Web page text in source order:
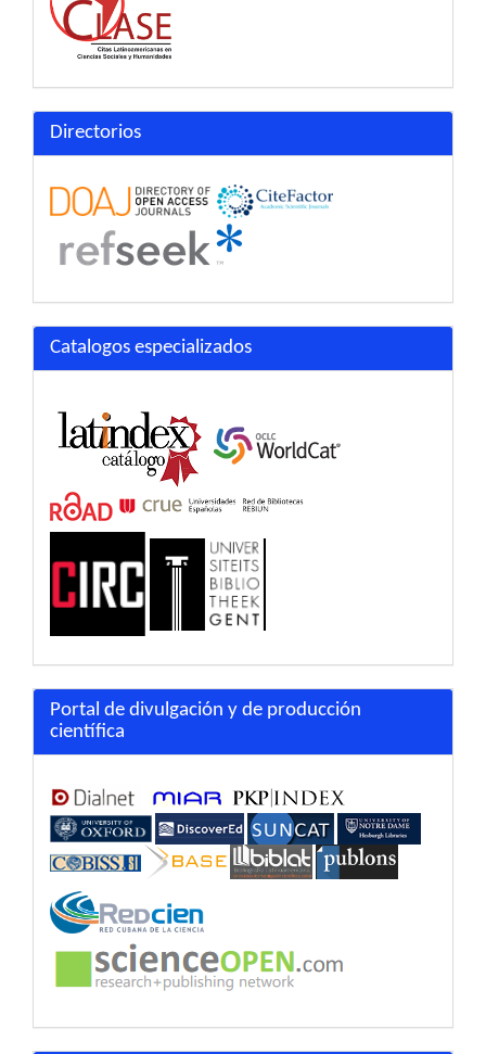
Directorios
Catalogos especializados
Portal de divulgación y de producción
científica